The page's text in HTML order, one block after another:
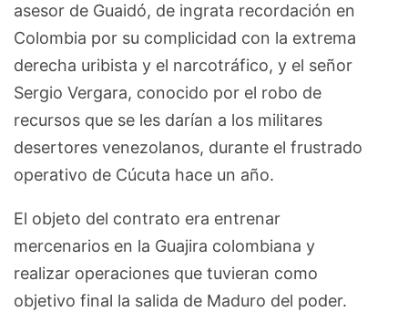
asesor de Guaidó, de ingrata recordación en
Colombia por su complicidad con la extrema
derecha uribista y el narcotráfico, y el señor
Sergio Vergara, conocido por el robo de
recursos que se les darían a los militares
desertores venezolanos, durante el frustrado
operativo de Cúcuta hace un año.
El objeto del contrato era entrenar
mercenarios en la Guajira colombiana y
realizar operaciones que tuvieran como
objetivo final la salida de Maduro del poder.